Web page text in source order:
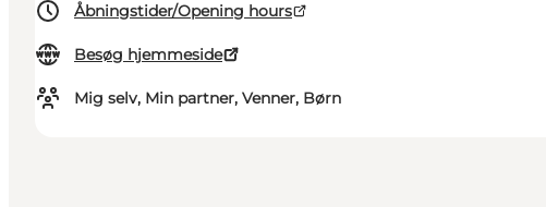
Åbningstider/Opening hours
Besøg hjemmeside
Mig selv, Min partner, Venner, Børn